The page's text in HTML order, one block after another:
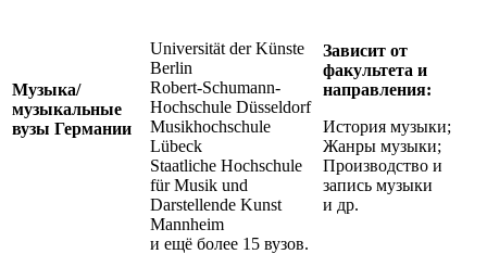
Музыка/
музыкальные
вузы Германии
Universität der Künste
Berlin
Robert-Schumann-
Hochschule Düsseldorf
Musikhochschule
Lübeck
Staatliche Hochschule
für Musik und
Darstellende Kunst
Mannheim
и ещё более 15 вузов.
Зависит от
факультета и
направления:
История музыки;
Жанры музыки;
Производство и
запись музыки
и др.